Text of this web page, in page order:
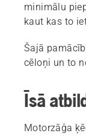
minimālu
kaut kas to
Šajā
cēloņi un to
Īsā
Motorzāģa